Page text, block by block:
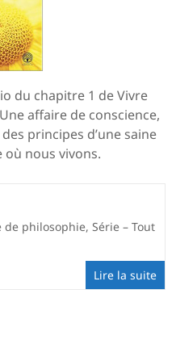
du chapitre 1 de Vivre
affaire de conscience,
principes d’une saine
où nous vivons.
de philosophie,Série – Tout
Lire la suite